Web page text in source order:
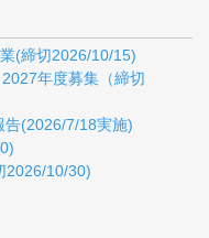
(締切2026/10/15)
年度募集（締切
告(2026/7/18実施)
2026/10/30)